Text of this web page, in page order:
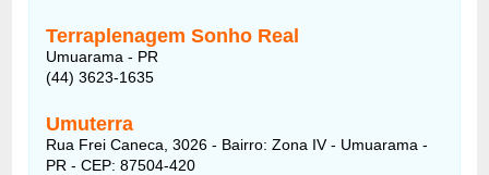
Terraplenagem Sonho Real
Umuarama - PR
(44) 3623-1635
Umuterra
Rua Frei Caneca, 3026 - Bairro: Zona IV - Umuarama -
PR - CEP: 87504-420